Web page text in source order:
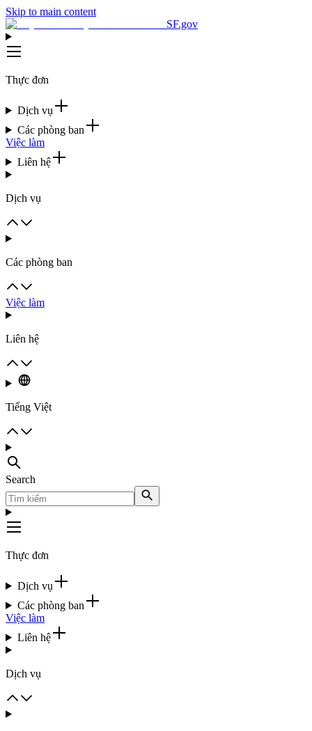
Skip to main content
SF.gov
Thực đơn
Dịch vụ
Các phòng ban
Việc làm
Liên hệ
Dịch vụ
Các phòng ban
Việc làm
Liên hệ
Tiếng Việt
Search
Thực đơn
Dịch vụ
Các phòng ban
Việc làm
Liên hệ
Dịch vụ